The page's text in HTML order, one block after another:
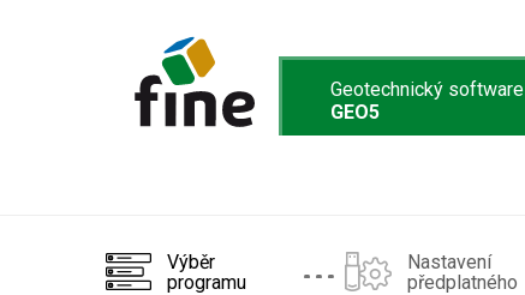
Geotechnický software
GEO5
Výběr
programu
Nastavení
předplatného